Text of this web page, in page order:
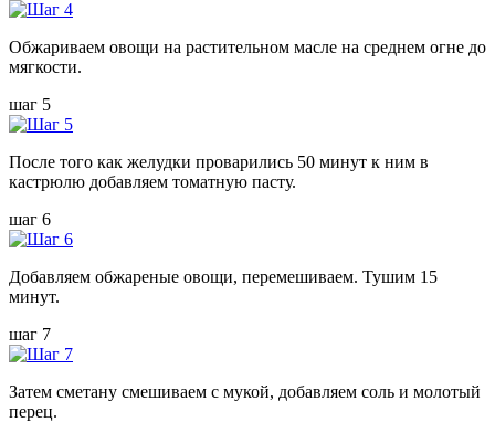
Обжариваем овощи на растительном масле на среднем огне до
мягкости.
шаг 5
После того как желудки проварились 50 минут к ним в
кастрюлю добавляем томатную пасту.
шаг 6
Добавляем обжареные овощи, перемешиваем. Тушим 15
минут.
шаг 7
Затем сметану смешиваем с мукой, добавляем соль и молотый
перец.